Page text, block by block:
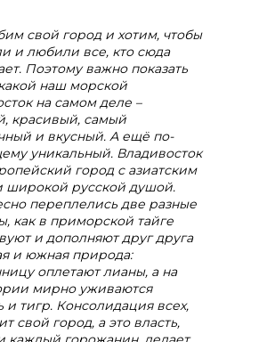
234 50 50
свой город и хотим, чтобы
и любили все, кто сюда
Поэтому важно показать
наш морской
на самом деле –
красивый, самый
и вкусный. А ещё по-
уникальный. Владивосток
город с азиатским
широкой русской душой.
переплелись две разные
как в приморской тайге
и дополняют друг друга
и южная природа:
оплетают лианы, а на
мирно уживаются
и тигр. Консолидация всех,
свой город, а это власть,